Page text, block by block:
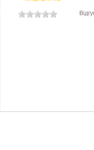
(АРТИКУЛ: